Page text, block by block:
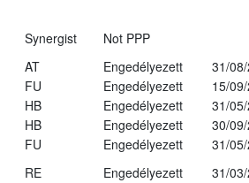
Synergist
Not PPP
AT Engedélyezett
31/
FU Engedélyezett
15/
HB Engedélyezett
31/
HB Engedélyezett
30/
FU Engedélyezett
31/
RE Engedélyezett
31/